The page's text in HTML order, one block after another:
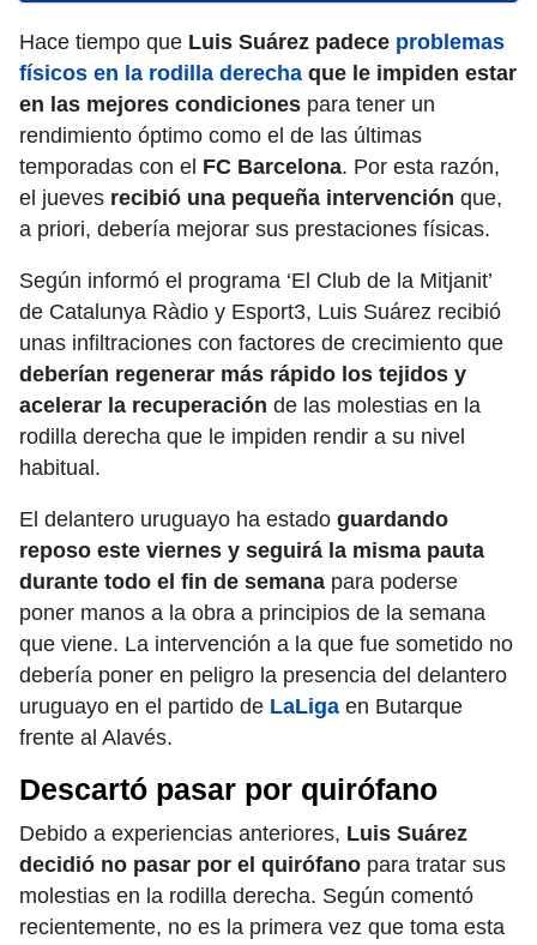
Hace tiempo que Luis Suárez padece problemas
físicos en la rodilla derecha que le impiden estar
en las mejores condiciones para tener un
rendimiento óptimo como el de las últimas
temporadas con el FC Barcelona. Por esta razón,
el jueves recibió una pequeña intervención que,
a priori, debería mejorar sus prestaciones físicas.
Según informó el programa ‘El Club de la Mitjanit’
de Catalunya Ràdio y Esport3, Luis Suárez recibió
unas infiltraciones con factores de crecimiento que
deberían regenerar más rápido los tejidos y
acelerar la recuperación de las molestias en la
rodilla derecha que le impiden rendir a su nivel
habitual.
El delantero uruguayo ha estado guardando
reposo este viernes y seguirá la misma pauta
durante todo el fin de semana para poderse
poner manos a la obra a principios de la semana
que viene. La intervención a la que fue sometido no
debería poner en peligro la presencia del delantero
uruguayo en el partido de LaLiga en Butarque
frente al Alavés.
Descartó pasar por quirófano
Debido a experiencias anteriores, Luis Suárez
decidió no pasar por el quirófano para tratar sus
molestias en la rodilla derecha. Según comentó
recientemente, no es la primera vez que toma esta